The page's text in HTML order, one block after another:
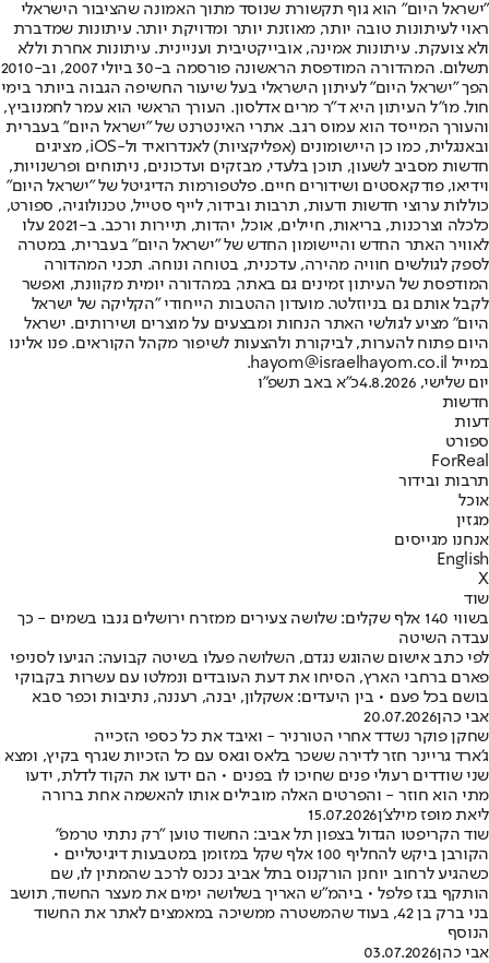
"ישראל היום" הוא גוף תקשורת שנוסד מתוך האמונה שהציבור הישראלי
ראוי לעיתונות טובה יותר, מאוזנת יותר ומדויקת יותר. עיתונות שמדברת
ולא צועקת. עיתונות אמינה, אובייקטיבית ועניינית. עיתונות אחרת וללא
תשלום. המהדורה המודפסת הראשונה פורסמה ב-30 ביולי 2007, וב-2010
הפך "ישראל היום" לעיתון הישראלי בעל שיעור החשיפה הגבוה ביותר בימי
חול. מו"ל העיתון היא ד"ר מרים אדלסון. העורך הראשי הוא עמר לחמנוביץ,
והעורך המייסד הוא עמוס רגב. אתרי האינטרנט של "ישראל היום" בעברית
ובאנגלית, כמו כן היישומונים (אפליקציות) לאנדרואיד ול-iOS, מציגים
חדשות מסביב לשעון, תוכן בלעדי, מבזקים ועדכונים, ניתוחים ופרשנויות,
וידיאו, פודקאסטים ושידורים חיים. פלטפורמות הדיגיטל של "ישראל היום"
כוללות ערוצי חדשות ודעות, תרבות ובידור, לייף סטייל, טכנולוגיה, ספורט,
כלכלה וצרכנות, בריאות, חיילים, אוכל, יהדות, תיירות ורכב. ב-2021 עלו
לאוויר האתר החדש והיישומון החדש של "ישראל היום" בעברית, במטרה
לספק לגולשים חוויה מהירה, עדכנית, בטוחה ונוחה. תכני המהדורה
המודפסת של העיתון זמינים גם באתר, במהדורה יומית מקוונת, ואפשר
לקבל אותם גם בניוזלטר. מועדון ההטבות הייחודי "הקליקה של ישראל
היום" מציע לגולשי האתר הנחות ומבצעים על מוצרים ושירותים. ישראל
היום פתוח להערות, לביקורת ולהצעות לשיפור מקהל הקוראים. פנו אלינו
במייל hayom@israelhayom.co.il.
יום שלישי, 4.8.2026
כ"א באב תשפ"ו
חדשות
דעות
ספורט
ForReal
תרבות ובידור
אוכל
מגזין
אנחנו מגייסים
English
X
שוד
בשווי 140 אלף שקלים: שלושה צעירים ממזרח ירושלים גנבו בשמים - כך
עבדה השיטה
לפי כתב אישום שהוגש נגדם, השלושה פעלו בשיטה קבועה: הגיעו לסניפי
פארם ברחבי הארץ, הסיחו את דעת העובדים ונמלטו עם עשרות בקבוקי
בושם בכל פעם • בין היעדים: אשקלון, יבנה, רעננה, נתיבות וכפר סבא
אבי כהן20.07.2026
שחקן פוקר נשדד אחרי הטורניר - ואיבד את כל כספי הזכייה
ג'ארד גריינר חזר לדירה ששכר בלאס וגאס עם כל הזכיות שגרף בקיץ, ומצא
שני שודדים רעולי פנים שחיכו לו בפנים • הם ידעו את הקוד לדלת, ידעו
מתי הוא חוזר - והפרטים האלה מובילים אותו להאשמה אחת ברורה
ליאת מופז מילצ'ן15.07.2026
שוד הקריפטו הגדול בצפון תל אביב: החשוד טוען "רק נתתי טרמפ"
הקורבן ביקש להחליף 100 אלף שקל במזומן במטבעות דיגיטליים •
כשהגיע לרחוב יוחנן הורקנוס בתל אביב נכנס לרכב שהמתין לו, שם
הותקף בגז פלפל • ביהמ"ש האריך בשלושה ימים את מעצר החשוד, תושב
בני ברק בן 42, בעוד שהמשטרה ממשיכה במאמצים לאתר את החשוד
הנוסף
אבי כהן03.07.2026